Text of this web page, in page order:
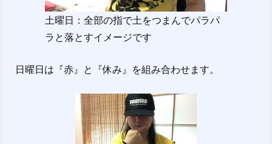
土曜日：全部の指で土をつまんでパラパ
ラと落とすイメージです
日曜日は『赤』と『休み』を組み合わせます。